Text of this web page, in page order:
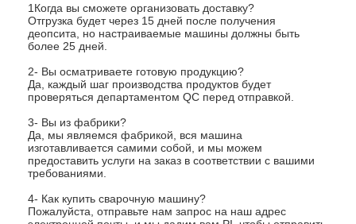
1Когда вы сможете организовать доставку?
Отгрузка будет через 15 дней после получения
деопсита, но настраиваемые машины должны быть
более 25 дней.
2- Вы осматриваете готовую продукцию?
Да, каждый шаг производства продуктов будет
проверяться департаментом QC перед отправкой.
3- Вы из фабрики?
Да, мы являемся фабрикой, вся машина
изготавливается самими собой, и мы можем
предоставить услуги на заказ в соответствии с вашими
требованиями.
4- Как купить сварочную машину?
Пожалуйста, отправьте нам запрос на наш адрес